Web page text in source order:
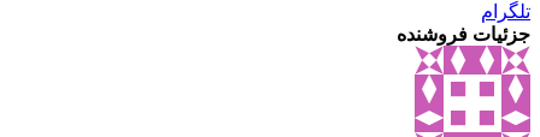
تلگرام
جزئیات فروشنده